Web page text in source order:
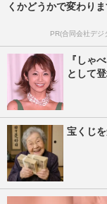
くかどうかで変わり
PR(合同会社デジ
『しゃ
として
宝くじ